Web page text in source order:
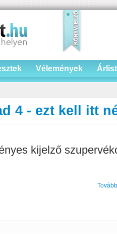
Vélemények
4 - ezt kell itt
kijelző